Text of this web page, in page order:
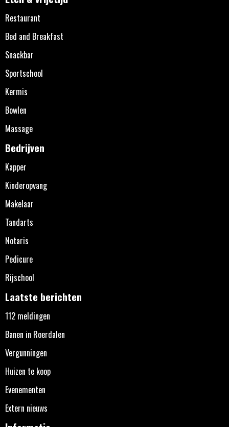
Restaurant
Bed and Breakfast
Snackbar
Sportschool
Kermis
Bowlen
Massage
Bedrijven
Kapper
Kinderopvang
Makelaar
Tandarts
Notaris
Pedicure
Rijschool
Laatste berichten
112 meldingen
Banen in Roerdalen
Vergunningen
Huizen te koop
Evenementen
Extern nieuws